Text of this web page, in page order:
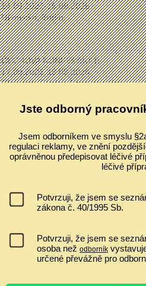
Jste odborný
Jsem odborníkem ve smyslu
regulaci reklamy, ve znění
oprávněnou předepisovat léčivé
léčivé
Potvrzuji, že jsem se
zákona č. 40/1995 Sb.
Potvrzuji, že jsem se
osoba než odborník
určené převážně pro
14.09.2026-15.09.2026
Německo, Berlín
...
ČECHOVA KONFERENCE
17.09.2026-19.09.2026
Olomouc, Clarion Congress Hotel
Ultrazvuk a zobrazování v
konferenci s mezinárodní účastí ve
IVF A EMBRYOTRANSFER
jen asi 1,2x zvyšuje riziko
ano, minimálně jen v I. a II.